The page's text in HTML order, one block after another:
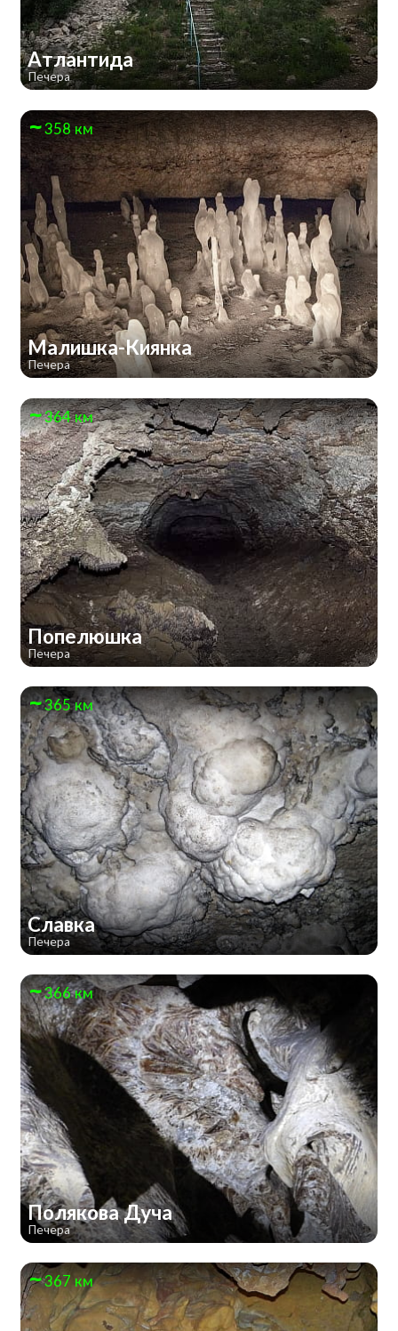
Атлантида
Печера
358 км
Малишка-Киянка
Печера
364 км
Попелюшка
Печера
365 км
Славка
Печера
366 км
Полякова Дуча
Печера
367 км